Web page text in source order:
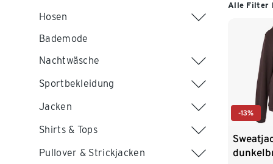
Hosen
Bademode
Nachtwäsche
Sportbekleidung
Jacken
Shirts & Tops
Pullover & Strickjacken
Alle Filter
-13%